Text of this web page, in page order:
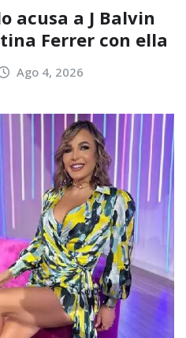
acusa a J Balvin
Ferrer con ella
Ago 4, 2026